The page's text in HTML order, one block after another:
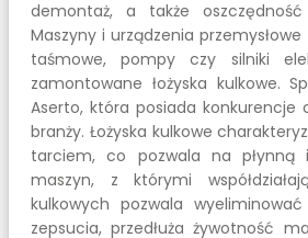
demontaż, a także
Maszyny i urządzenia
taśmowe, pompy czy silniki
zamontowane łożyska kulkowe.
Aserto, która posiada
branży. Łożyska kulkowe
tarciem, co pozwala na płynną
maszyn, z którymi
kulkowych pozwala
zepsucia, przedłuża żywotność